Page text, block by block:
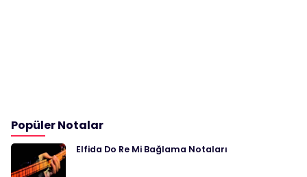
Popüler Notalar
Elfida Do Re Mi Bağlama Notaları